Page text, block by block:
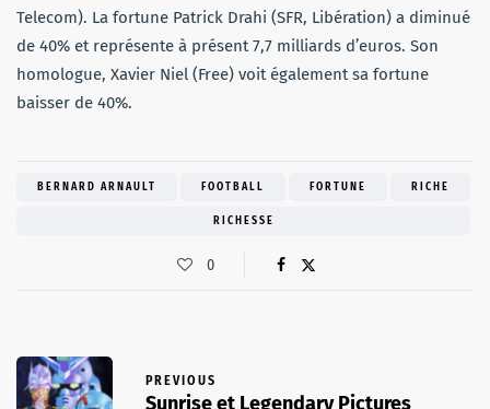
Telecom). La fortune Patrick Drahi (SFR, Libération) a diminué
de 40% et représente à présent 7,7 milliards d’euros. Son
homologue, Xavier Niel (Free) voit également sa fortune
baisser de 40%.
BERNARD ARNAULT FOOTBALL FORTUNE RICHE
RICHESSE
0
PREVIOUS
Sunrise et Legendary Pictures